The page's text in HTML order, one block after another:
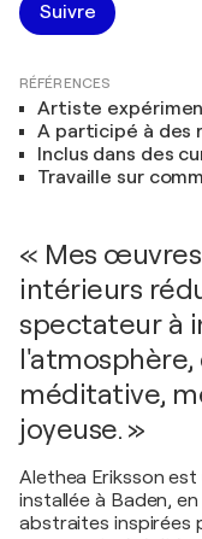
Suivre
RÉFÉRENCES
Artiste
A participé à des
Inclus dans des
Travaille sur
« Mes
intérieurs
spectateur à
l'atmosphère,
méditative,
joyeuse. »
Alethea Eriksson
installée à Baden,
abstraites inspirées